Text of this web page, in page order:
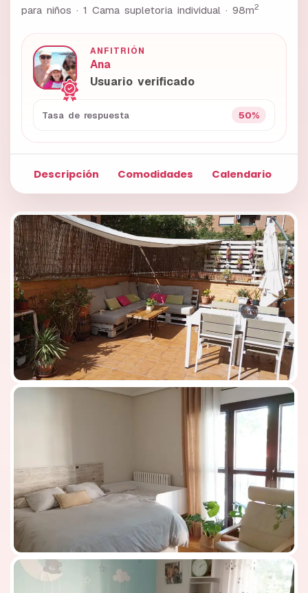
para niños · 1 Cama supletoria individual · 98m2
ANFITRIÓN
Ana
Usuario verificado
Tasa de respuesta 50%
Descripción Comodidades Calendario